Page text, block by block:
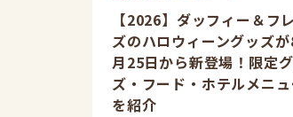
【2026】ダッフィー＆フ
ズのハロウィーングッズ
月25日から新登場！限定
ズ・フード・ホテルメニュ
を紹介